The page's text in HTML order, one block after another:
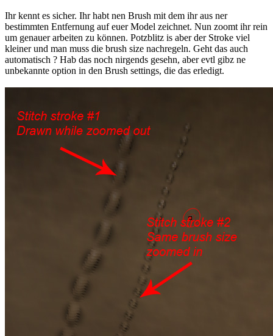
Ihr kennt es sicher. Ihr habt nen Brush mit dem ihr aus ner
bestimmten Entfernung auf euer Model zeichnet. Nun zoomt ihr rein
um genauer arbeiten zu können. Potzblitz is aber der Stroke viel
kleiner und man muss die brush size nachregeln. Geht das auch
automatisch ? Hab das noch nirgends gesehn, aber evtl gibz ne
unbekannte option in den Brush settings, die das erledigt.